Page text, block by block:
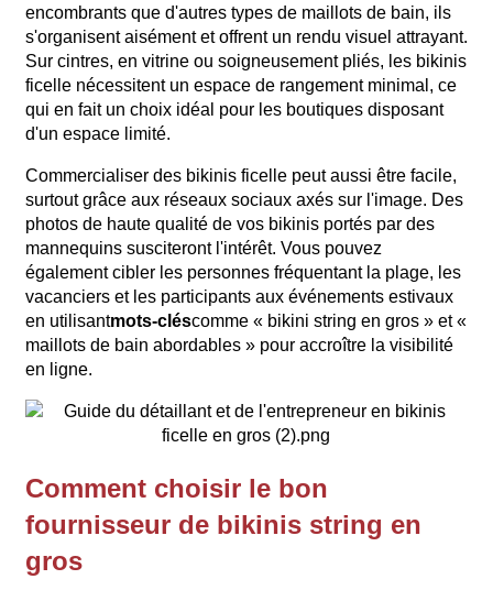
encombrants que d'autres types de maillots de bain, ils
s'organisent aisément et offrent un rendu visuel attrayant.
Sur cintres, en vitrine ou soigneusement pliés, les bikinis
ficelle nécessitent un espace de rangement minimal, ce
qui en fait un choix idéal pour les boutiques disposant
d'un espace limité.
Commercialiser des bikinis ficelle peut aussi être facile,
surtout grâce aux réseaux sociaux axés sur l'image. Des
photos de haute qualité de vos bikinis portés par des
mannequins susciteront l'intérêt. Vous pouvez
également cibler les personnes fréquentant la plage, les
vacanciers et les participants aux événements estivaux
en utilisantmots-cléscomme « bikini string en gros » et «
maillots de bain abordables » pour accroître la visibilité
en ligne.
Comment choisir le bon
fournisseur de bikinis string en
gros